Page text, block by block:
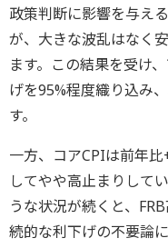
政策判断に影響を与え
が、大きな波乱はなく
ます。この結果を受け
げを95%程度織り込み
す。
一方、コアCPIは前年
してやや高止まりして
うな状況が続くと、
続的な利下げの不要論